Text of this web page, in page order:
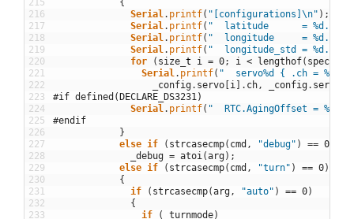
215
216
217
218
219
220
221
222
223
224
225
226
227
228
229
230
231
232
233
{
Serial. printf( "[configurations]\n" ) ;
Serial. printf( "  latitude      =
Serial. printf( "  longitude     =
Serial. printf( "  longitude_std =
for
( size t i = 0; i < lengthof( specs
Serial. printf( "  servo%d { .ch = %d,
_config. servo i . ch, _config. servo
#if defined(DECLARE_DS3231)
Serial. printf( "  RTC.AgingOffset = %d\n"
#endif
}
else if ( strcasecmp( cmd , "debug" ) == 0
_debug = atoi(arg) ;
else if ( strcasecmp( cmd , "turn" ) == 0)
{
if
( strcasecmp(arg, "auto" ) == 0)
{
if
( _turnmode)